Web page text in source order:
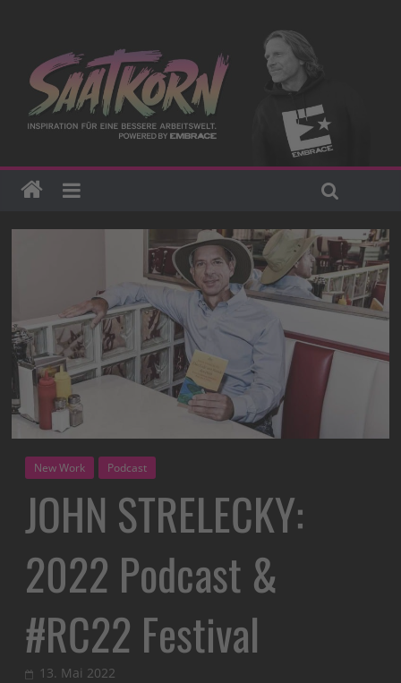
New Work Podcast
JOHN STRELECKY:
2022 Podcast &
#RC22 Festival
13. Mai 2022